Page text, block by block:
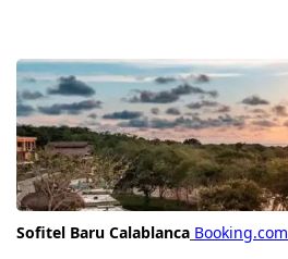
Sofitel Baru Calablanca Booking.com